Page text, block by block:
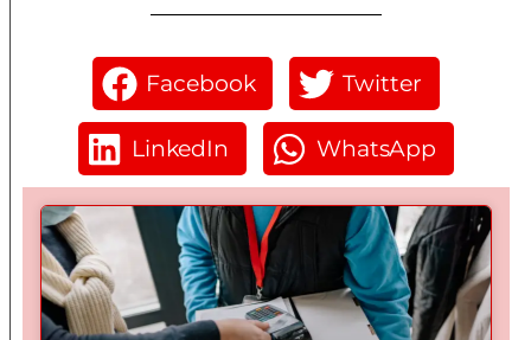
Facebook Twitter
LinkedIn WhatsApp